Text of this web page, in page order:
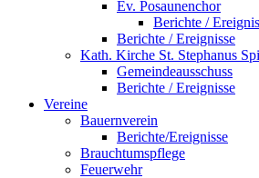
Ev. Posaunenchor
Berichte /
Berichte / Ereignisse
Kath. Kirche St. Stephanus
Gemeindeausschuss
Berichte / Ereignisse
Vereine
Bauernverein
Berichte/Ereignisse
Brauchtumspflege
Feuerwehr